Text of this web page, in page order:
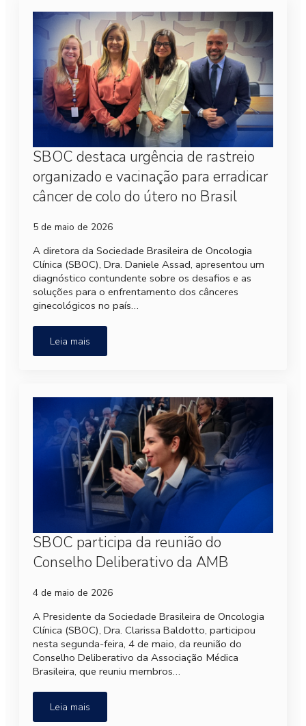
SBOC destaca urgência de rastreio
organizado e vacinação para erradicar
câncer de colo do útero no Brasil
5 de maio de 2026
A diretora da Sociedade Brasileira de Oncologia
Clínica (SBOC), Dra. Daniele Assad, apresentou um
diagnóstico contundente sobre os desafios e as
soluções para o enfrentamento dos cânceres
ginecológicos no país…
Leia mais
SBOC participa da reunião do
Conselho Deliberativo da AMB
4 de maio de 2026
A Presidente da Sociedade Brasileira de Oncologia
Clínica (SBOC), Dra. Clarissa Baldotto, participou
nesta segunda-feira, 4 de maio, da reunião do
Conselho Deliberativo da Associação Médica
Brasileira, que reuniu membros…
Leia mais